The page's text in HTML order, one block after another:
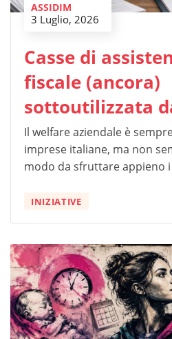
ASSIDIM
3 Luglio, 2026
Casse di
fiscale (ancora)
sottoutilizzata
Il welfare aziendale è
imprese italiane, ma non
modo da sfruttare appieno i
INIZIATIVE